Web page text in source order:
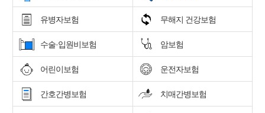
유병자보험 무해지 건강보험
수술·입원비보험 암보험
어린이보험 운전자보험
간호간병보험 치매간병보험